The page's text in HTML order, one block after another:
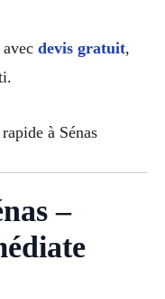
devis gratuit,
à Sénas
–